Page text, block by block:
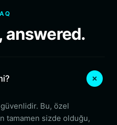
answered.
Bu, özel
tamamen sizde olduğu,